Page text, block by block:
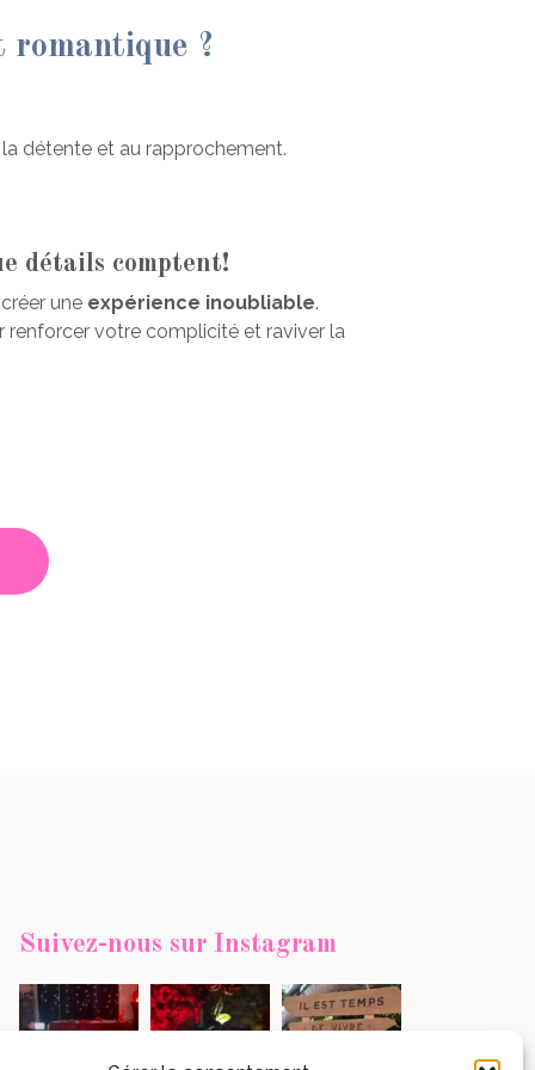
romantique ?
détente et au rapprochement.
détails comptent!
une expérience inoubliable.
renforcer votre complicité et raviver la
Suivez-nous sur Instagram